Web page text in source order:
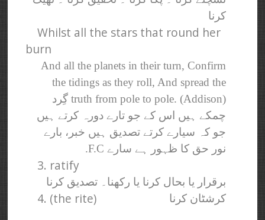
کرنا
Whilst all the stars that round her
burn
And all the planets in their turn, Confirm
the tidings as they roll, And spread the
truth from pole to pole. (Addison) گِرد
چمکے ہیں اس کے جو تارے دورہ کرتے ہیں
جو کہ سیارے کرتے تصدیق ہیں خبر، بارے
نور حق کا ظہور ہے سارے F.C.
3. ratify
برقرار یا بحال کرنا یا رکھنا۔ تصدیق کرنا
4. (the rite) کرشٹان کرنا